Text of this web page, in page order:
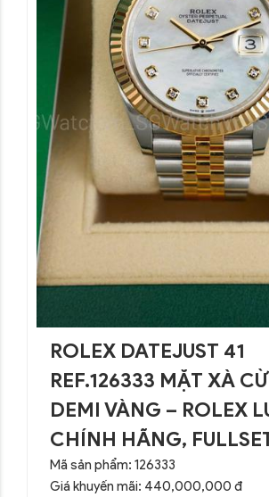
ROLEX DATEJUST 41
REF.126333 MẶT XÀ
DEMI VÀNG – ROLEX
CHÍNH HÃNG,
Mã sản phẩm: 126333
Giá khuyến mãi: 440,000,000 đ